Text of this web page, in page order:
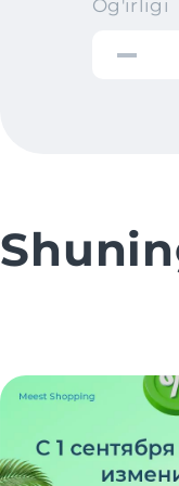
Og'irligi